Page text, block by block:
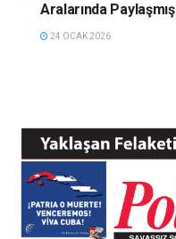
Aralarında
24 OCAK 2026